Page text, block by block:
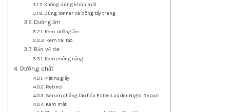
Không dùng khăn mặt
Dùng Tonner và bông tẩy trang
Dưỡng ẩm
Kem dưỡng ẩm
Kem tái tạo
Bảo vệ da
Kem chống nắng
Dưỡng chất
Mặt nạ giấy
Retinol
Serum chống lão hóa Estee Lauder Night Repair.
Kem mắt